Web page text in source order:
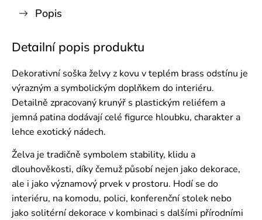
Popis
Detailní popis produktu
Dekorativní soška želvy z kovu v teplém brass odstínu je
výrazným a symbolickým doplňkem do interiéru.
Detailně zpracovaný krunýř s plastickým reliéfem a
jemná patina dodávají celé figurce hloubku, charakter a
lehce exotický nádech.
Želva je tradičně symbolem stability, klidu a
dlouhověkosti, díky čemuž působí nejen jako dekorace,
ale i jako významový prvek v prostoru. Hodí se do
interiéru, na komodu, polici, konferenční stolek nebo
jako solitérní dekorace v kombinaci s dalšími přírodními